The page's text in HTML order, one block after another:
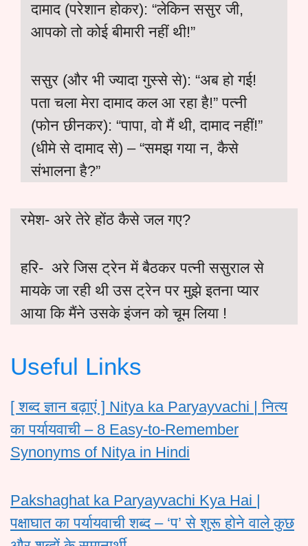
दामाद (परेशान होकर): “लेकिन ससुर जी,
आपको तो कोई बीमारी नहीं थी!”
ससुर (और भी ज्यादा गुस्से से): “अब हो गई!
पता चला मेरा दामाद कल आ रहा है!” पत्नी
(फोन छीनकर): “पापा, वो मैं थी, दामाद नहीं!”
(धीमे से दामाद से) – “समझ गया न, कैसे
संभालना है?”
रमेश- अरे तेरे होंठ कैसे जल गए?
हरि- अरे जिस ट्रेन में बैठकर पत्नी ससुराल से
मायके जा रही थी उस ट्रेन पर मुझे इतना प्यार
आया कि मैंने उसके इंजन को चूम लिया !
Useful Links
[ शब्द ज्ञान बढ़ाएं ] Nitya ka Paryayvachi | नित्य
का पर्यायवाची – 8 Easy-to-Remember
Synonyms of Nitya in Hindi
Pakshaghat ka Paryayvachi Kya Hai |
पक्षाघात का पर्यायवाची शब्द – ‘प’ से शुरू होने वाले कुछ